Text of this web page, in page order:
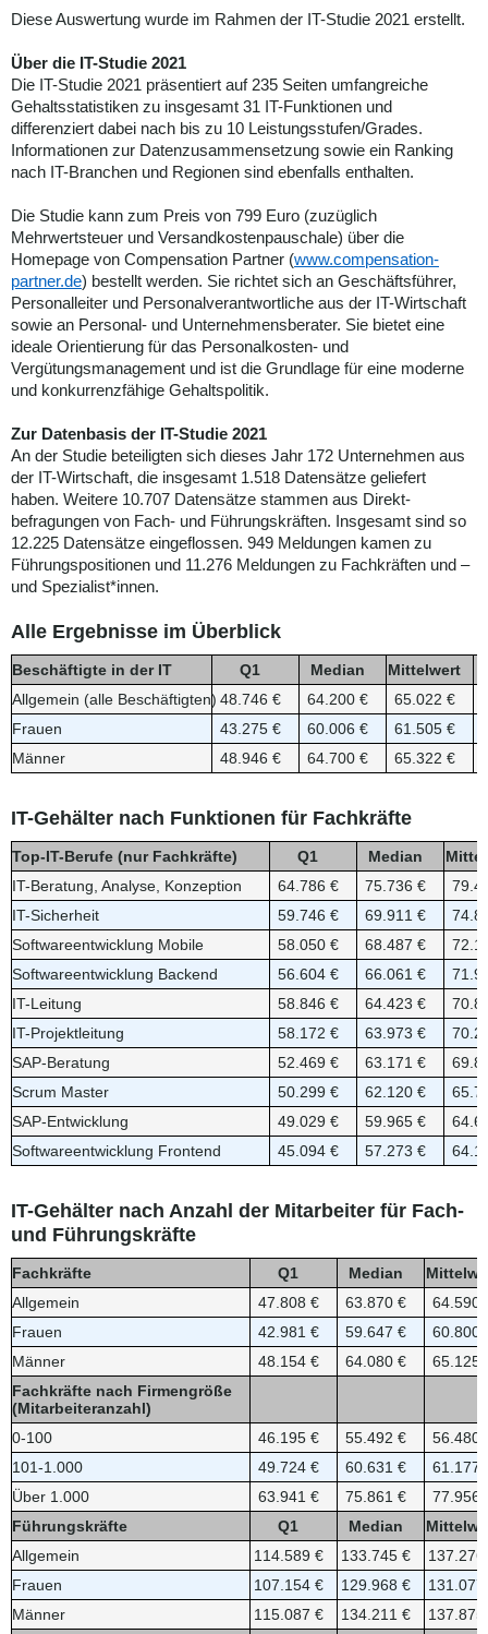
Diese Auswertung wurde im Rahmen der IT-Studie 2021 erstellt.
Über die IT-Studie 2021
Die IT-Studie 2021 präsentiert auf 235 Seiten umfangreiche
Gehaltsstatistiken zu insgesamt 31 IT-Funktionen und
differenziert dabei nach bis zu 10 Leistungsstufen/Grades.
Informationen zur Datenzusammensetzung sowie ein Ranking
nach IT-Branchen und Regionen sind ebenfalls enthalten.
Die Studie kann zum Preis von 799 Euro (zuzüglich
Mehrwertsteuer und Versandkostenpauschale) über die
Homepage von Compensation Partner (www.compensation-
partner.de) bestellt werden. Sie richtet sich an Geschäftsführer,
Personalleiter und Personalverantwortliche aus der IT-Wirtschaft
sowie an Personal- und Unternehmensberater. Sie bietet eine
ideale Orientierung für das Personalkosten- und
Vergütungsmanagement und ist die Grundlage für eine moderne
und konkurrenzfähige Gehaltspolitik.
Zur Datenbasis der IT-Studie 2021
An der Studie beteiligten sich dieses Jahr 172 Unternehmen aus
der IT-Wirtschaft, die insgesamt 1.518 Datensätze geliefert
haben. Weitere 10.707 Datensätze stammen aus Direkt­
befragungen von Fach- und Führungskräften. Insgesamt sind so
12.225 Datensätze eingeflossen. 949 Meldungen kamen zu
Führungspositionen und 11.276 Meldungen zu Fachkräften und –
und Spezialist*innen.
Alle Ergebnisse im Überblick
Beschäftigte in der IT Q1 Median
Mittelwert
Allgemein (alle Beschäftigten) 48.746 € 64.200 € 65.022 €
Frauen
43.275 € 60.006 € 61.505 €
Männer
48.946 € 64.700 € 65.322 €
IT-Gehälter nach Funktionen für Fachkräfte
Top-IT-Berufe (nur Fachkräfte) Q1 Median
IT-Beratung, Analyse, Konzeption
64.786 € 75.736 €
IT-Sicherheit
59.746 € 69.911 €
Softwareentwicklung Mobile
58.050 € 68.487 €
Softwareentwicklung Backend
56.604 € 66.061 €
IT-Leitung
58.846 € 64.423 €
IT-Projektleitung
58.172 € 63.973 €
SAP-Beratung
52.469 € 63.171 €
Scrum Master
50.299 € 62.120 €
SAP-Entwicklung
49.029 € 59.965 €
Softwareentwicklung Frontend
45.094 € 57.273 €
IT-Gehälter nach Anzahl der Mitarbeiter für Fach-
und Führungskräfte
Fachkräfte Q1 Median
Allgemein
47.808 € 63.870 €
64.590
Frauen
42.981 € 59.647 €
60.800
Männer
48.154 € 64.080 €
65.125
Fachkräfte nach Firmengröße
(Mitarbeiteranzahl)
0-100
46.195 € 55.492 €
56.480
101-1.000
49.724 € 60.631 €
61.177
Über 1.000
63.941 € 75.861 €
77.956
Führungskräfte
Q1 Median
Allgemein
114.589 € 133.745 €
137.276
Frauen
107.154 € 129.968 €
131.077
Männer
115.087 € 134.211 €
137.875